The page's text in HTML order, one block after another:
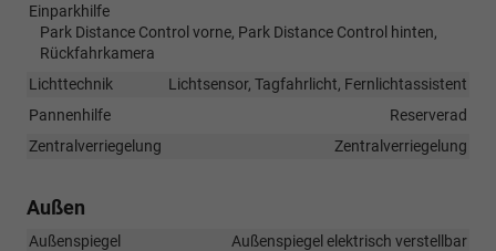
Einparkhilfe
Park Distance Control vorne, Park Distance Control hinten,
Rückfahrkamera
Lichttechnik
Lichtsensor, Tagfahrlicht, Fernlichtassistent
Pannenhilfe
Reserverad
Zentralverriegelung
Zentralverriegelung
Außen
Außenspiegel
Außenspiegel elektrisch verstellbar